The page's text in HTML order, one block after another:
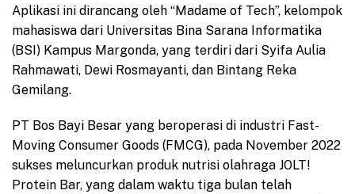
Aplikasi ini dirancang oleh “Madame of Tech”, kelompok
mahasiswa dari Universitas Bina Sarana Informatika
(BSI) Kampus Margonda, yang terdiri dari Syifa Aulia
Rahmawati, Dewi Rosmayanti, dan Bintang Reka
Gemilang.
PT Bos Bayi Besar yang beroperasi di industri Fast-
Moving Consumer Goods (FMCG), pada November 2022
sukses meluncurkan produk nutrisi olahraga JOLT!
Protein Bar, yang dalam waktu tiga bulan telah